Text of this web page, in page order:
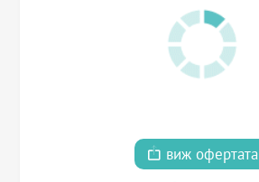
виж офертата